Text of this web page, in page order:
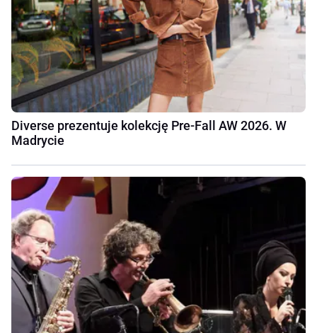
Diverse prezentuje kolekcję Pre-Fall AW 2026. W
Madrycie